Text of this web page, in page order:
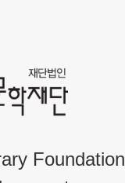
Foundation